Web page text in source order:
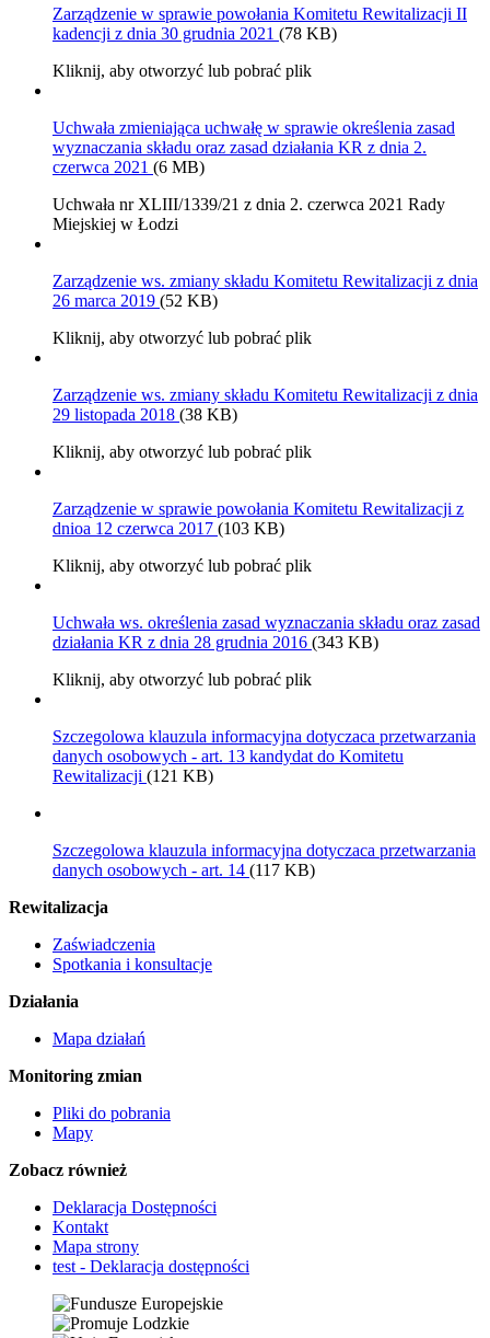
Zarządzenie w sprawie powołania Komitetu Rewitalizacji II
kadencji z dnia 30 grudnia 2021 (78 KB)
Kliknij, aby otworzyć lub pobrać plik
Uchwała zmieniająca uchwałę w sprawie określenia zasad
wyznaczania składu oraz zasad działania KR z dnia 2.
czerwca 2021 (6 MB)
Uchwała nr XLIII/1339/21 z dnia 2. czerwca 2021 Rady
Miejskiej w Łodzi
Zarządzenie ws. zmiany składu Komitetu Rewitalizacji z dnia
26 marca 2019 (52 KB)
Kliknij, aby otworzyć lub pobrać plik
Zarządzenie ws. zmiany składu Komitetu Rewitalizacji z dnia
29 listopada 2018 (38 KB)
Kliknij, aby otworzyć lub pobrać plik
Zarządzenie w sprawie powołania Komitetu Rewitalizacji z
dnioa 12 czerwca 2017 (103 KB)
Kliknij, aby otworzyć lub pobrać plik
Uchwała ws. określenia zasad wyznaczania składu oraz zasad
działania KR z dnia 28 grudnia 2016 (343 KB)
Kliknij, aby otworzyć lub pobrać plik
Szczegolowa klauzula informacyjna dotyczaca przetwarzania
danych osobowych - art. 13 kandydat do Komitetu
Rewitalizacji (121 KB)
Szczegolowa klauzula informacyjna dotyczaca przetwarzania
danych osobowych - art. 14 (117 KB)
Rewitalizacja
Zaświadczenia
Spotkania i konsultacje
Działania
Mapa działań
Monitoring zmian
Pliki do pobrania
Mapy
Zobacz również
Deklaracja Dostępności
Kontakt
Mapa strony
test - Deklaracja dostępności